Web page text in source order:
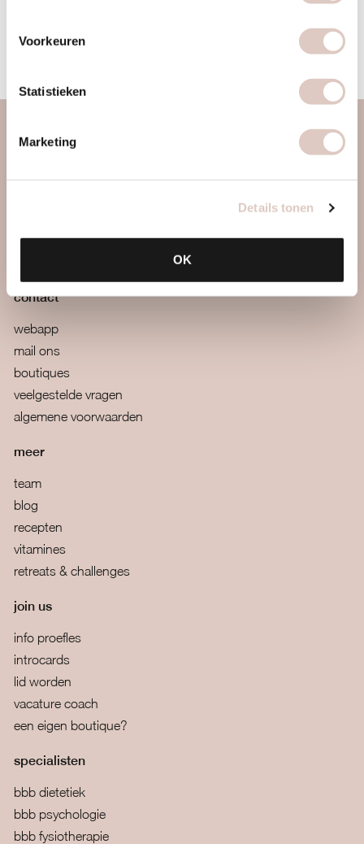
Voorkeuren
Statistieken
Marketing
Details tonen
OK
met in
over ons
locaties & roosters
contact
webapp
mail ons
boutiques
veelgestelde vragen
algemene voorwaarden
meer
team
blog
recepten
vitamines
retreats & challenges
join us
info proefles
introcards
lid worden
vacature coach
een eigen boutique?
specialisten
bbb dietetiek
bbb psychologie
bbb fysiotherapie